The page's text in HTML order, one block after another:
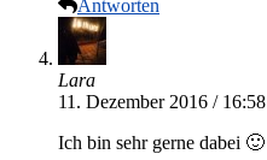
Antworten
Lara
11. Dezember 2016 / 16:58
Ich bin sehr gerne dabei 🙂